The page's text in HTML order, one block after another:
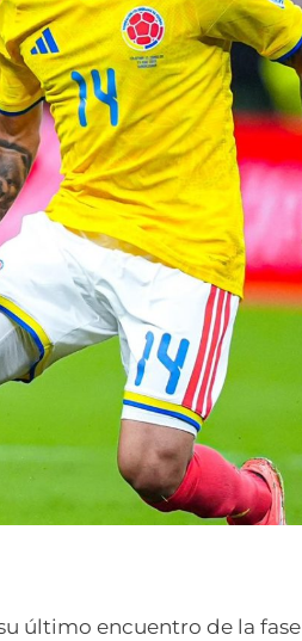
último encuentro de la fase